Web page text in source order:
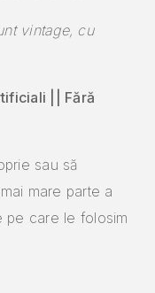
vintage, cu
|| Fără
sau să
mare parte a
pe care le folosim